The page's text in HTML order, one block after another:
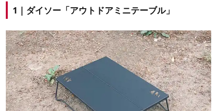
1｜ダイソー「アウトドアミニテーブル」